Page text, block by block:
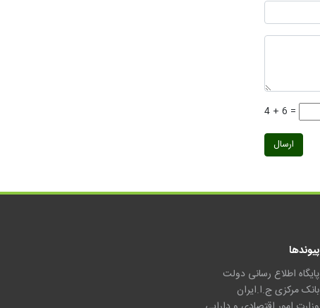
4 + 6 =
ارسال
پیوندها
پایگاه اطلاع رسانی دولت
بانک مرکزی ج.ا.ایران